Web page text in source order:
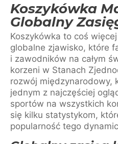
Koszykówka
Globalny
Koszykówka to coś
globalne zjawisko, które
i zawodników na całym
korzeni w Stanach
rozwój międzynarodowy,
jednym z najczęściej
sportów na wszystkich
się kilku statystykom,
popularność tego